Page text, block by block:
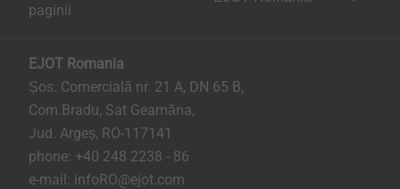
paginii
EJOT Romania
Șos. Comercială nr. 21 A, DN 65 B,
Com.Bradu, Sat Geamăna,
Jud. Argeș, RO-117141
phone: +40 248 2238 - 86
e-mail: infoRO@ejot.com